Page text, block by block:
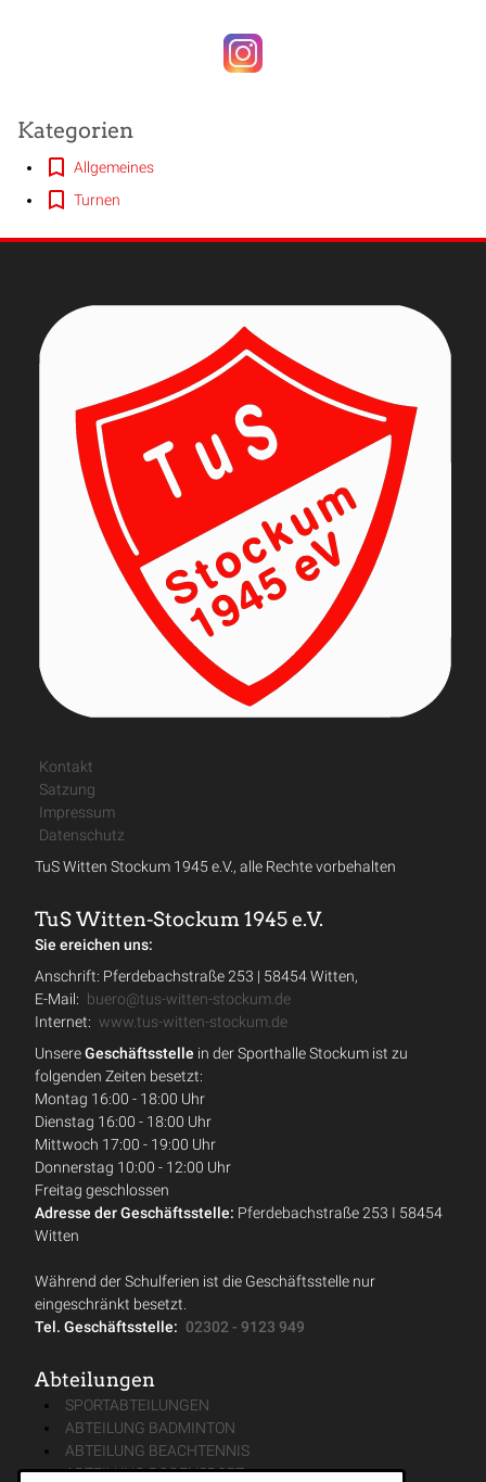
Kategorien
Allgemeines
Turnen
Kontakt
Satzung
Impressum
Datenschutz
TuS Witten Stockum 1945 e.V., alle Rechte vorbehalten
TuS Witten-Stockum 1945 e.V.
Sie ereichen uns:
Anschrift: Pferdebachstraße 253 | 58454 Witten,
E-Mail: buero@tus-witten-stockum.de
Internet: www.tus-witten-stockum.de
UnsereGeschäftsstelle in der Sporthalle Stockum ist zu
folgenden Zeiten besetzt:
Montag 16:00 - 18:00 Uhr
Dienstag 16:00 - 18:00 Uhr
Mittwoch 17:00 - 19:00 Uhr
Donnerstag 10:00 - 12:00 Uhr
Freitag geschlossen
Adresse der Geschäftsstelle: Pferdebachstraße 253 I 58454
Witten
Während der Schulferien ist die Geschäftsstelle nur
eingeschränkt besetzt.
Tel. Geschäftsstelle: 02302 - 9123 949
Abteilungen
SPORTABTEILUNGEN
ABTEILUNG BADMINTON
ABTEILUNG BEACHTENNIS
ABTEILUNG BOGENSPORT